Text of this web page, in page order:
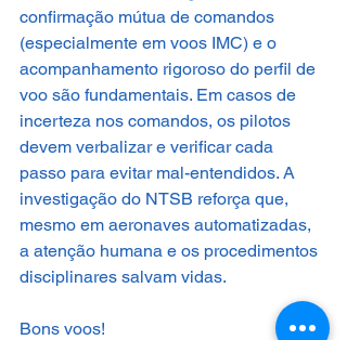
confirmação mútua de comandos
(especialmente em voos IMC) e o
acompanhamento rigoroso do perfil de
voo são fundamentais. Em casos de
incerteza nos comandos, os pilotos
devem verbalizar e verificar cada
passo para evitar mal-entendidos. A
investigação do NTSB reforça que,
mesmo em aeronaves automatizadas,
a atenção humana e os procedimentos
disciplinares salvam vidas.
Bons voos!